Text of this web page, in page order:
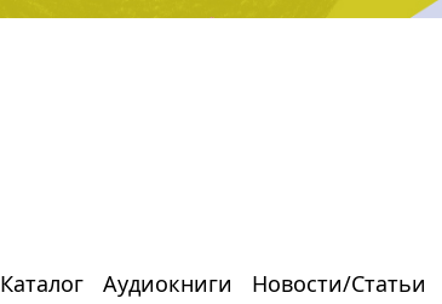
Каталог Аудиокниги Новости/Статьи